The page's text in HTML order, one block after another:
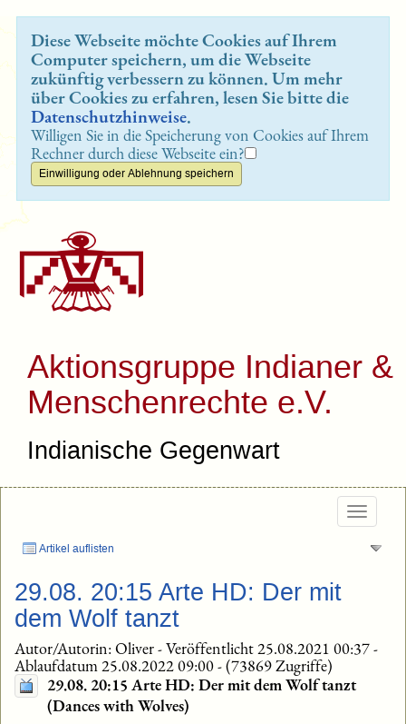
Diese Webseite möchte Cookies auf Ihrem
Computer speichern, um die Webseite
zukünftig verbessern zu können. Um mehr
über Cookies zu erfahren, lesen Sie bitte die
Datenschutzhinweise.
Willigen Sie in die Speicherung von Cookies auf Ihrem
Rechner durch diese Webseite ein?
Aktionsgruppe Indianer &
Menschenrechte e.V.
Indianische Gegenwart
Artikel auflisten
29.08. 20:15 Arte HD: Der mit
dem Wolf tanzt
Autor/Autorin: Oliver-Veröffentlicht 25.08.2021 00:37-
Ablaufdatum 25.08.2022 09:00-(73869 Zugriffe)
29.08. 20:15 Arte HD: Der mit dem Wolf tanzt
(Dances with Wolves)